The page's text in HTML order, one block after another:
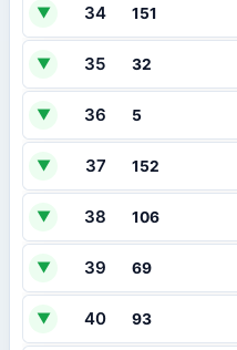
▼ 34 151
▼ 35 32
▼ 36 5
▼ 37 152
▼ 38 106
▼ 39 69
▼ 40 93